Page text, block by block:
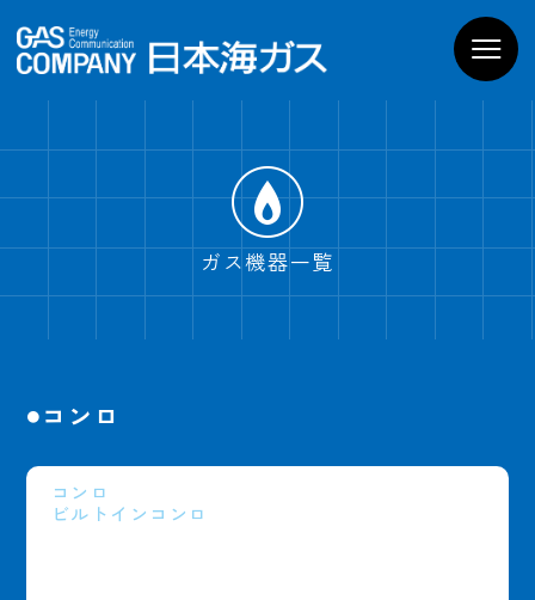
お家のガス機器
商品一覧
導入までの流れ
ショールームPregoを
ガス機器一覧
コンロ
コンロ
ビルトインコンロ